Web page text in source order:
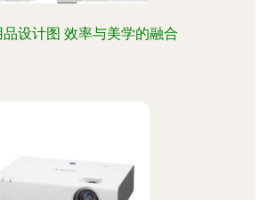
品设计图 效率与美学的融合